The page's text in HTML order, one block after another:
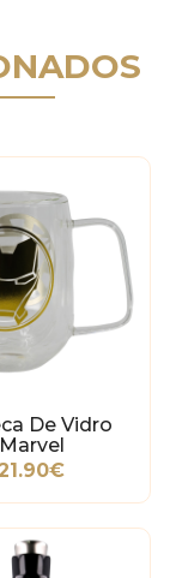
De Vidro
Marvel
21.90€